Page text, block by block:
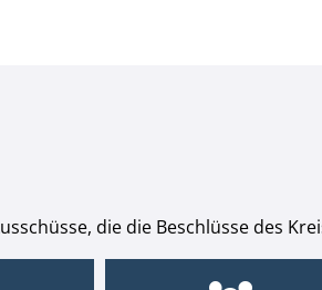
die die Beschlüsse des